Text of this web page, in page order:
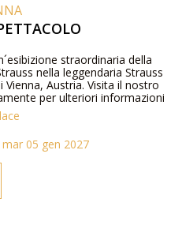
straordinaria della
nella leggendaria Strauss
Austria. Visita il nostro
per ulteriori informazioni
e i prezzi dei biglietti.
05 gen 2027